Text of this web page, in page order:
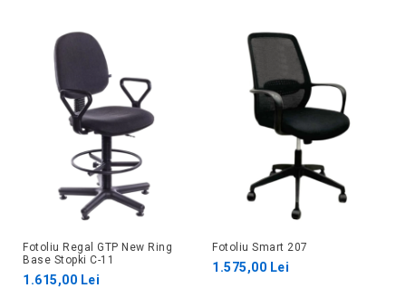
Fotoliu Regal GTP New Ring
Base Stopki C-11
1.615,00 Lei
Fotoliu Smart 207
1.575,00 Lei